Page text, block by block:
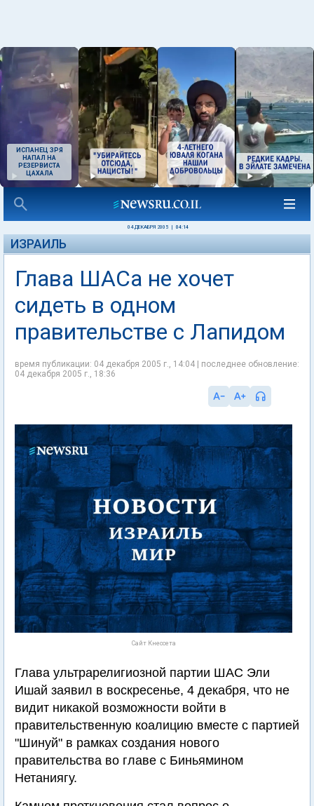
ИСПАНЕЦ ЗРЯ
НАПАЛ НА
РЕЗЕРВИСТА
ЦАХАЛА
04 ДЕКАБРЯ 2005 04:14
ИЗРАИЛЬ
Глава ШАСа не хочет
сидеть в одном
правительстве с Лапидом
время публикации: 04 декабря 2005 г., 14:04 | последнее обновление:
04 декабря 2005 г., 18:36
Сайт Кнессета
Глава ультрарелигиозной партии ШАС Эли
Ишай заявил в воскресенье, 4 декабря, что не
видит никакой возможности войти в
правительственную коалицию вместе с партией
"Шинуй" в рамках создания нового
правительства во главе с Биньямином
Нетаниягу.